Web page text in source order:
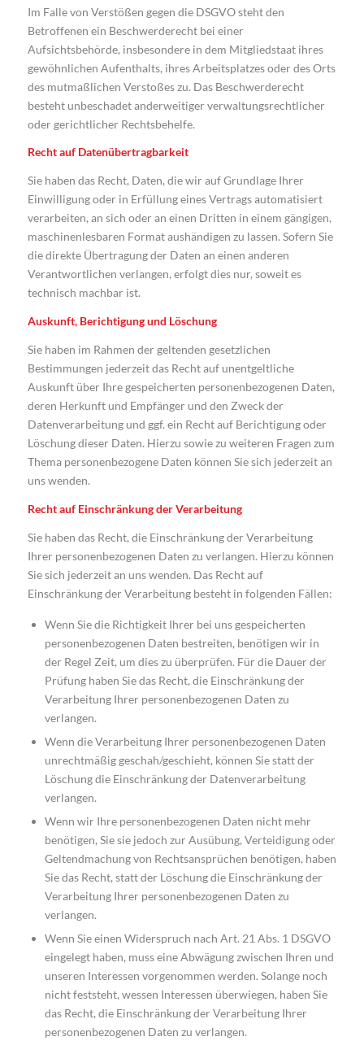
Im Falle von Verstößen gegen die DSGVO steht den
Betroffenen ein Beschwerderecht bei einer
Aufsichtsbehörde, insbesondere in dem Mitgliedstaat ihres
gewöhnlichen Aufenthalts, ihres Arbeitsplatzes oder des Orts
des mutmaßlichen Verstoßes zu. Das Beschwerderecht
besteht unbeschadet anderweitiger verwaltungsrechtlicher
oder gerichtlicher Rechtsbehelfe.
Recht auf Datenübertragbarkeit
Sie haben das Recht, Daten, die wir auf Grundlage Ihrer
Einwilligung oder in Erfüllung eines Vertrags automatisiert
verarbeiten, an sich oder an einen Dritten in einem gängigen,
maschinenlesbaren Format aushändigen zu lassen. Sofern Sie
die direkte Übertragung der Daten an einen anderen
Verantwortlichen verlangen, erfolgt dies nur, soweit es
technisch machbar ist.
Auskunft, Berichtigung und Löschung
Sie haben im Rahmen der geltenden gesetzlichen
Bestimmungen jederzeit das Recht auf unentgeltliche
Auskunft über Ihre gespeicherten personenbezogenen Daten,
deren Herkunft und Empfänger und den Zweck der
Datenverarbeitung und ggf. ein Recht auf Berichtigung oder
Löschung dieser Daten. Hierzu sowie zu weiteren Fragen zum
Thema personenbezogene Daten können Sie sich jederzeit an
uns wenden.
Recht auf Einschränkung der Verarbeitung
Sie haben das Recht, die Einschränkung der Verarbeitung
Ihrer personenbezogenen Daten zu verlangen. Hierzu können
Sie sich jederzeit an uns wenden. Das Recht auf
Einschränkung der Verarbeitung besteht in folgenden Fällen:
Wenn Sie die Richtigkeit Ihrer bei uns gespeicherten
personenbezogenen Daten bestreiten, benötigen wir in
der Regel Zeit, um dies zu überprüfen. Für die Dauer der
Prüfung haben Sie das Recht, die Einschränkung der
Verarbeitung Ihrer personenbezogenen Daten zu
verlangen.
Wenn die Verarbeitung Ihrer personenbezogenen Daten
unrechtmäßig geschah/geschieht, können Sie statt der
Löschung die Einschränkung der Datenverarbeitung
verlangen.
Wenn wir Ihre personenbezogenen Daten nicht mehr
benötigen, Sie sie jedoch zur Ausübung, Verteidigung oder
Geltendmachung von Rechtsansprüchen benötigen, haben
Sie das Recht, statt der Löschung die Einschränkung der
Verarbeitung Ihrer personenbezogenen Daten zu
verlangen.
Wenn Sie einen Widerspruch nach Art. 21 Abs. 1 DSGVO
eingelegt haben, muss eine Abwägung zwischen Ihren und
unseren Interessen vorgenommen werden. Solange noch
nicht feststeht, wessen Interessen überwiegen, haben Sie
das Recht, die Einschränkung der Verarbeitung Ihrer
personenbezogenen Daten zu verlangen.